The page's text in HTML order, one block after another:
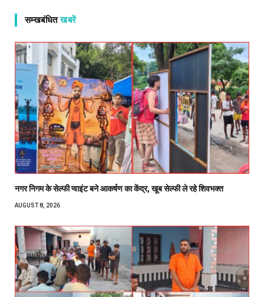
सम्खबंधितखबरें
नगर निगम के सेल्फी प्वाइंट बने आकर्षण का केंद्र, खूब सेल्फी ले रहे शिवभक्त
AUGUST 8, 2026